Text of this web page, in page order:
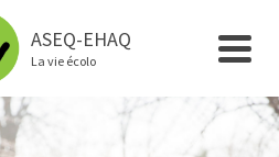
ASEQ-EHAQ
La vie écolo